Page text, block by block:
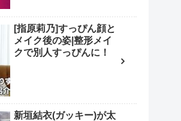
[指原莉乃]すっぴん顔と
メイク後の姿|整形メイ
クで別人すっぴんに！
新垣結衣(ガッキー)が太